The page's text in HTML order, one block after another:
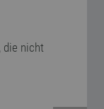
die nicht